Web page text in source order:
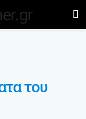
του